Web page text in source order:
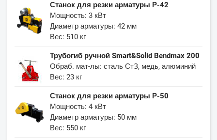
Станок для резки арматуры Р-42
Мощность: 3 кВт
Диаметр арматуры: 42 мм
Вес: 510 кг
Трубогиб ручной Smart&Solid Bendmax 200
Обраб. мат-лы: сталь СтЗ, медь, алюминий
Вес: 23 кг
Станок для резки арматуры Р-50
Мощность: 4 кВт
Диаметр арматуры: 50 мм
Вес: 550 кг